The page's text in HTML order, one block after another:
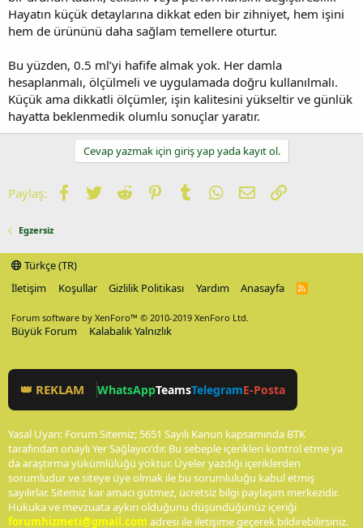
Hayatın küçük detaylarına dikkat eden bir zihniyet, hem işini
hem de ürününü daha sağlam temellere oturtur.
Bu yüzden, 0.5 ml’yi hafife almak yok. Her damla
hesaplanmalı, ölçülmeli ve uygulamada doğru kullanılmalı.
Küçük ama dikkatli ölçümler, işin kalitesini yükseltir ve günlük
hayatta beklenmedik olumlu sonuçlar yaratır.
Cevap yazmak için giriş yap yada kayıt ol.
Paylaş: Facebook
TwitterReddit PinterestTumblrWhatsApp
E-postaLink
Egzersiz
Türkçe (TR)
İletişim
Koşullar Gizlilik Politikası Yardım Anasayfa
R
Forum software by XenForo™ © 2010-2019 XenForo Ltd.
Büyük Forum Kalabalık Yalnızlık
👑 REKLAM WhatsAppTeamsTelegramE-Posta
Yasal Uyarı: Forum Sitemiz; 5651 Sayılı Kanun kapsamında BTK
tarafından onaylı Yer Sağlayıcı'dır. Bu sebeple içerikleri kontrol etme ya
da araştırma yükümlülüğü yoktur. Üyeler yazdığı içeriklerden
sorumludur ve siteye üye olmak ile bu sorumluluğu kabul etmiş
sayılırlar. Sitemiz kar amacı gütmez, ücretsiz bilgi paylaşım merkezidir.
Hukuka ve mevzuata aykırı olduğunu düşündüğünüz içeriği
forumhizmeti@gmail.com adresi ile iletişime geçerek bildirebilirsiniz.